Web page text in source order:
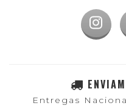
Entregas